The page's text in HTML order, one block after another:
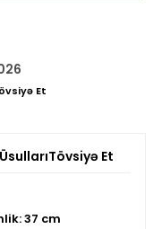
Et
Tövsiyə Et
37 cm